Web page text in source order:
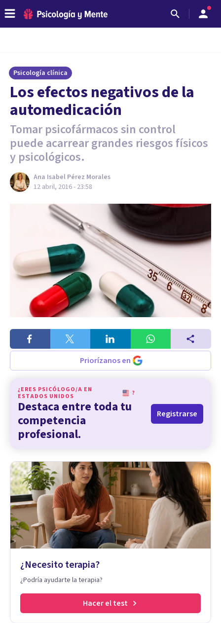
Psicología clínica
Los efectos negativos de la
automedicación
Tomar psicofármacos sin control
puede acarrear grandes riesgos físicos
y psicológicos.
Ana Isabel Pérez Morales
12 abril, 2016 - 23:58
Priorízanos en
¿ERES PSICÓLOGO/A EN
ESTADOS UNIDOS
?
Destaca entre toda tu
competencia
profesional.
Registrarse
¿Necesito terapia?
¿Podría ayudarte la terapia?
Hacer el test